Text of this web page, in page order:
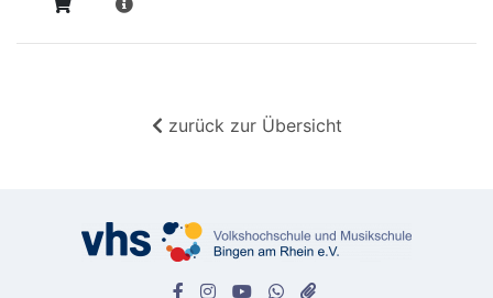
zurück zur Übersicht